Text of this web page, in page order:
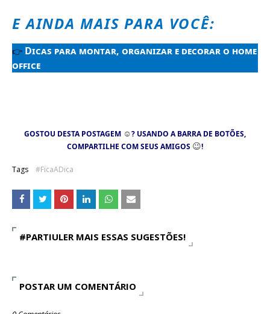
E AINDA MAIS PARA VOCÊ:
👉 Dicas para montar, organizar e decorar o home
office
GOSTOU DESTA POSTAGEM ☺? USANDO A BARRA DE BOTÕES,
COMPARTILHE COM SEUS AMIGOS 😉!
Tags #FicaADica
#PARTIULER MAIS ESSAS SUGESTÕES!
POSTAR UM COMENTÁRIO